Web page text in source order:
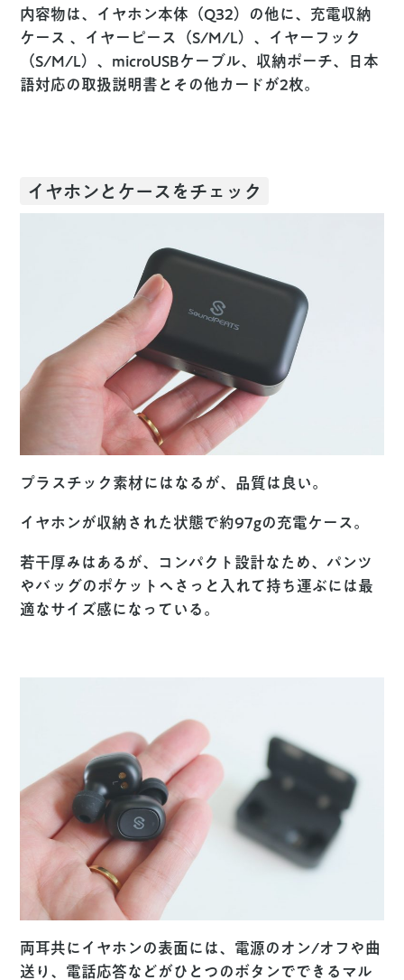
内容物は、イヤホン本体（Q32）の他に、充電収納
ケース 、イヤーピース（S/M/L）、イヤーフック
（S/M/L）、microUSBケーブル、収納ポーチ、日本
語対応の取扱説明書とその他カードが2枚。
イヤホンとケースをチェック
プラスチック素材にはなるが、品質は良い。
イヤホンが収納された状態で約97gの充電ケース。
若干厚みはあるが、コンパクト設計なため、パンツ
やバッグのポケットへさっと入れて持ち運ぶには最
適なサイズ感になっている。
両耳共にイヤホンの表面には、電源のオン/オフや曲
送り、電話応答などがひとつのボタンでできるマル